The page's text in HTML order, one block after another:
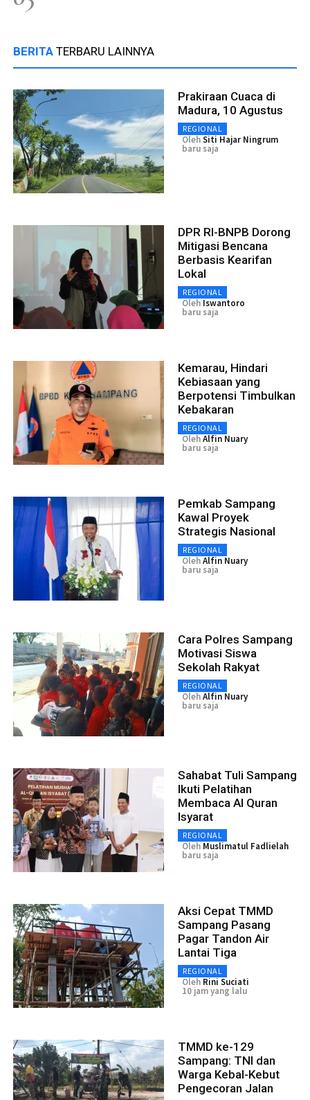
BERITA TERBARU LAINNYA
Prakiraan Cuaca di
Madura, 10 Agustus
REGIONAL
OlehSiti Hajar Ningrum
baru saja
DPR RI-BNPB Dorong
Mitigasi Bencana
Berbasis Kearifan
Lokal
REGIONAL
Oleh Iswantoro
baru saja
Kemarau, Hindari
Kebiasaan yang
Berpotensi Timbulkan
Kebakaran
REGIONAL
OlehAlfin Nuary
baru saja
Pemkab Sampang
Kawal Proyek
Strategis Nasional
REGIONAL
OlehAlfin Nuary
baru saja
Cara Polres Sampang
Motivasi Siswa
Sekolah Rakyat
REGIONAL
OlehAlfin Nuary
baru saja
Sahabat Tuli Sampang
Ikuti Pelatihan
Membaca Al Quran
Isyarat
REGIONAL
Oleh Muslimatul Fadlielah
baru saja
Aksi Cepat TMMD
Sampang Pasang
Pagar Tandon Air
Lantai Tiga
REGIONAL
Oleh Rini Suciati
10 jam yang lalu
TMMD ke-129
Sampang: TNI dan
Warga Kebal-Kebut
Pengecoran Jalan